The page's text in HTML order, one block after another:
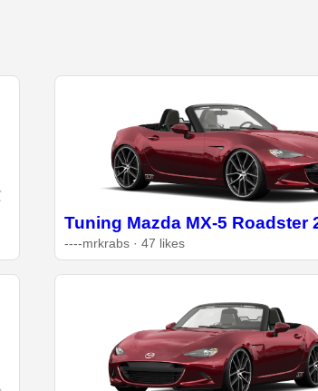
Tuning Mazda MX-5 Roadster
----mrkrabs · 47 likes